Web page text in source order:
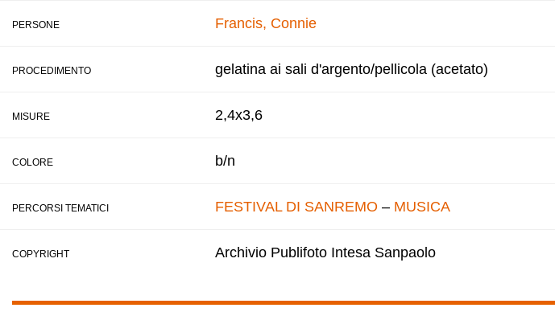
PERSONE Francis, Connie
PROCEDIMENTO gelatina ai sali d'argento/pellicola (acetato)
MISURE 2,4x3,6
COLORE b/n
PERCORSI TEMATICI FESTIVAL DI SANREMO – MUSICA
COPYRIGHT Archivio Publifoto Intesa Sanpaolo